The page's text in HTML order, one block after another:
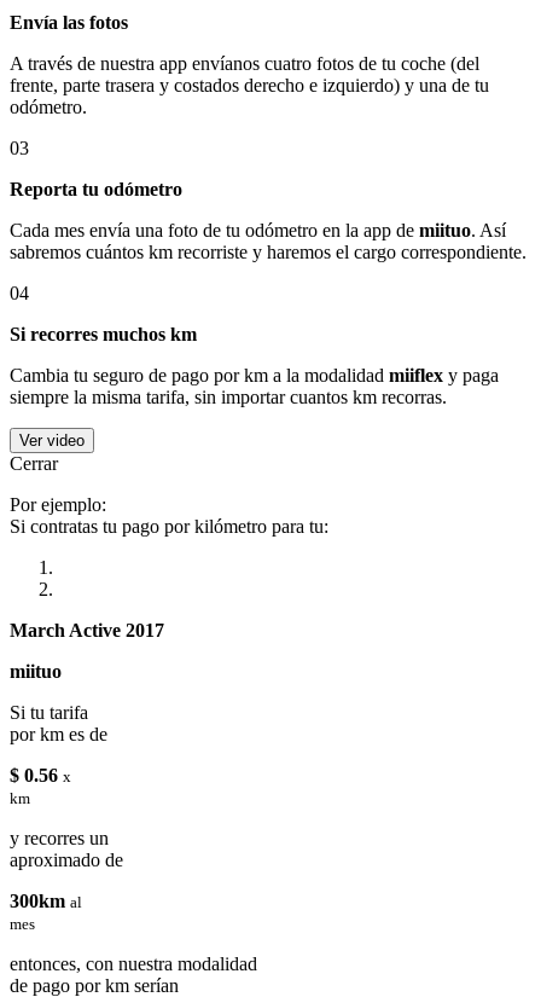
Envía las fotos
A través de nuestra app envíanos cuatro fotos de tu coche (del
frente, parte trasera y costados derecho e izquierdo) y una de tu
odómetro.
03
Reporta tu odómetro
Cada mes envía una foto de tu odómetro en la app de miituo. Así
sabremos cuántos km recorriste y haremos el cargo correspondiente.
04
Si recorres muchos km
Cambia tu seguro de pago por km a la modalidad miiflex y paga
siempre la misma tarifa, sin importar cuantos km recorras.
Ver video
Cerrar
Por ejemplo:
Si contratas tu pago por kilómetro para tu:
March Active 2017
miituo
Si tu tarifa
por km es de
$ 0.56 x
km
y recorres un
aproximado de
300km al
mes
entonces, con nuestra modalidad
de pago por km serían